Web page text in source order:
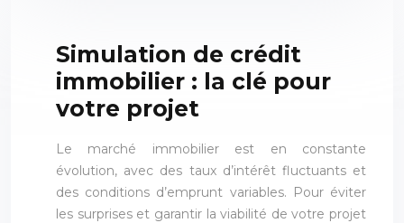
Simulation de crédit
immobilier : la clé pour
votre projet
Le marché immobilier est en constante
évolution, avec des taux d’intérêt fluctuants et
des conditions d’emprunt variables. Pour éviter
les surprises et garantir la viabilité de votre projet